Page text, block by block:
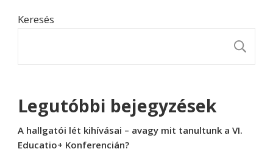
Keresés
Legutóbbi bejegyzések
A hallgatói lét kihívásai – avagy mit tanultunk a VI.
Educatio+ Konferencián?